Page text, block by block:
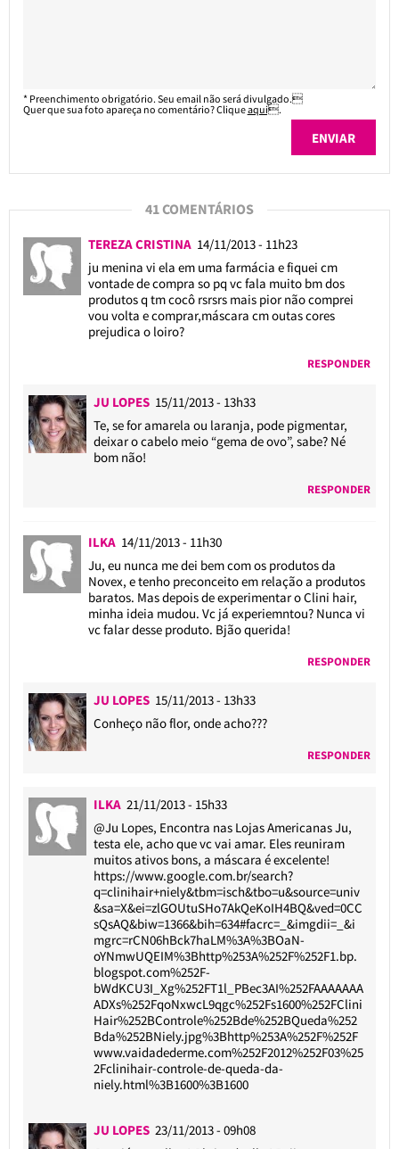
* Preenchimento obrigatório. Seu email não será divulgado.
Quer que sua foto apareça no comentário? Cliqueaqui.
41 COMENTÁRIOS
TEREZA CRISTINA 14/11/2013 - 11h23
ju menina vi ela em uma farmácia e fiquei cm
vontade de compra so pq vc fala muito bm dos
produtos q tm cocô rsrsrs mais pior não comprei
vou volta e comprar,máscara cm outas cores
prejudica o loiro?
RESPONDER
JU LOPES 15/11/2013 - 13h33
Te, se for amarela ou laranja, pode pigmentar,
deixar o cabelo meio “gema de ovo”, sabe? Né
bom não!
RESPONDER
ILKA 14/11/2013 - 11h30
Ju, eu nunca me dei bem com os produtos da
Novex, e tenho preconceito em relação a produtos
baratos. Mas depois de experimentar o Clini hair,
minha ideia mudou. Vc já experiemntou? Nunca vi
vc falar desse produto. Bjão querida!
RESPONDER
JU LOPES 15/11/2013 - 13h33
Conheço não flor, onde acho???
RESPONDER
ILKA21/11/2013 - 15h33
@Ju Lopes, Encontra nas Lojas Americanas Ju,
testa ele, acho que vc vai amar. Eles reuniram
muitos ativos bons, a máscara é excelente!
https://www.google.com.br/search?
q=clinihair+niely&tbm=isch&tbo=u&source=univ
&sa=X&ei=zlGOUtuSHo7AkQeKoIH4BQ&ved=0CC
sQsAQ&biw=1366&bih=634#facrc=_&imgdii=_&i
mgrc=rCN06hBck7haLM%3A%3BOaN-
oYNmwUQEIM%3Bhttp%253A%252F%252F1.bp.
blogspot.com%252F-
bWdKCU3I_Xg%252FT1l_PBec3AI%252FAAAAAAA
ADXs%252FqoNxwcL9qgc%252Fs1600%252FClini
Hair%252BControle%252Bde%252BQueda%252
Bda%252BNiely.jpg%3Bhttp%253A%252F%252F
www.vaidadederme.com%252F2012%252F03%25
2Fclinihair-controle-de-queda-da-
niely.html%3B1600%3B1600
JU LOPES 23/11/2013 - 09h08